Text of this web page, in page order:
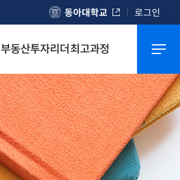
동아대학교 로그인
부동산투자리더최고과정
대학원광장